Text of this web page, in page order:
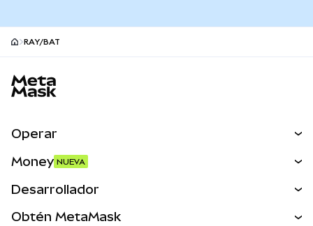
RAY/BAT
Operar
Activos del mundo real
Money NUEVA
Desarrollador
Obtén MetaMask